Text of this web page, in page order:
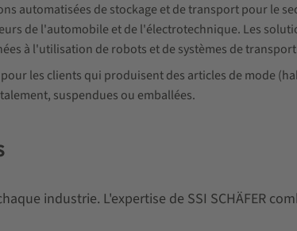
automatisées de stockage et de transport pour le
de l'automobile et de l'électrotechnique. Les
à l'utilisation de robots et de systèmes de
les clients qui produisent des articles de mode
suspendues ou emballées.
industrie. L'expertise de SSI SCHÄFER